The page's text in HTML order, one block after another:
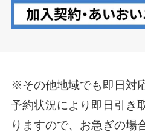
※その他地域でも即日対
予約状況により即日引き
りますので、お急ぎの場